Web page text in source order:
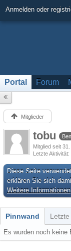
Anmelden oder
Portal Forum
Mitglieder
tobu
Mitglied seit
Letzte Aktivität
Diese Seite
erklären Sie sich
Weitere Informationen
Pinnwand Letzte
Es wurden noch keine